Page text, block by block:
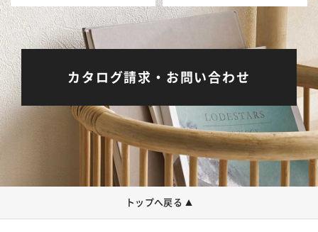
カタログ請求・お問い合わせ
トップへ戻る ▲